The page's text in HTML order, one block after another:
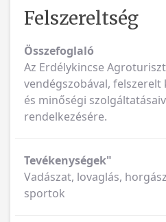
Felszereltség
Összefoglaló
Az Erdélykincse
vendégszobával, felszerelt
és minőségi
rendelkezésére.
Tevékenységek"
Vadászat, lovaglás,
sportok